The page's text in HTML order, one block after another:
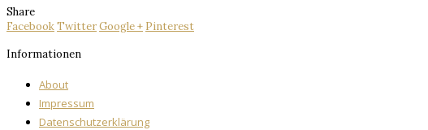
Share
FacebookTwitterGoogle + Pinterest
Informationen
About
Impressum
Datenschutzerklärung